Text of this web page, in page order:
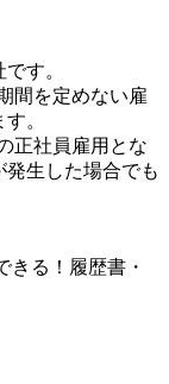
す。
間を定めない雇
。
正社員雇用とな
生した場合でも
きる！履歴書・